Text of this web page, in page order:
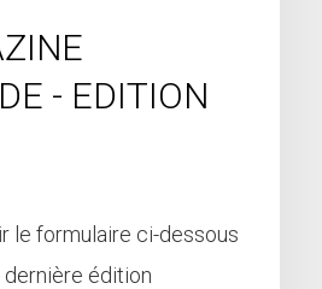
- EDITION
le formulaire ci-dessous
édition